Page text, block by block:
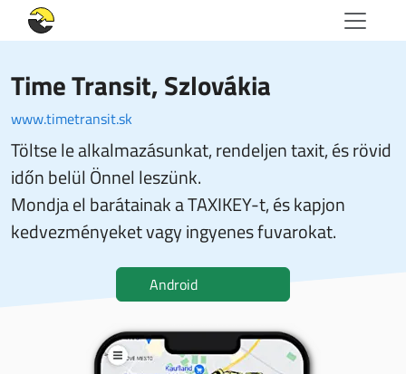
Time Transit, Szlovákia
www.timetransit.sk
Töltse le alkalmazásunkat, rendeljen taxit, és rövid
időn belül Önnel leszünk.
Mondja el barátainak a TAXIKEY-t, és kapjon
kedvezményeket vagy ingyenes fuvarokat.
Android